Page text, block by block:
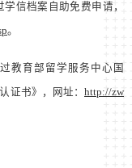
信档案自助免费申请，
。
教育部留学服务中心国
证书》，网址： http://zw